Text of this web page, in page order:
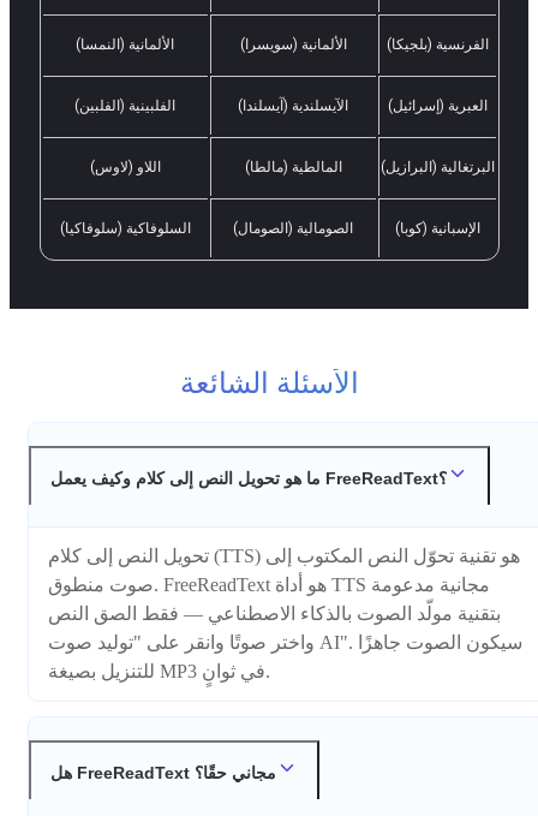
الألمانية (النمسا) الألمانية (سويسرا) الفرنسية (بلجيكا)
الفلبينية (الفلبين) الآيسلندية (آيسلندا) العبرية (إسرائيل)
اللاو (لاوس) المالطية (مالطا) البرتغالية (البرازيل)
السلوفاكية (سلوفاكيا) الصومالية (الصومال) الإسبانية (كوبا)
الأسئلة الشائعة
ما هو تحويل النص إلى كلام وكيف يعمل FreeReadText؟
تحويل النص إلى كلام (TTS) هو تقنية تحوّل النص المكتوب إلى
صوت منطوق. FreeReadText هو أداة TTS مجانية مدعومة
بتقنية مولّد الصوت بالذكاء الاصطناعي — فقط الصق النص
واختر صوتًا وانقر على "توليد صوت AI". سيكون الصوت جاهزًا
للتنزيل بصيغة MP3 في ثوانٍ.
هل FreeReadText مجاني حقًا؟